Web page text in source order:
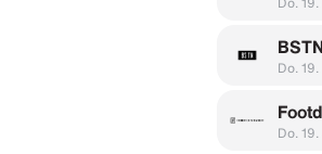
Do.
Do.